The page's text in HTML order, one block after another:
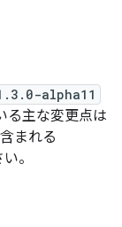
alpha11
る主な変更点は
まれる
。